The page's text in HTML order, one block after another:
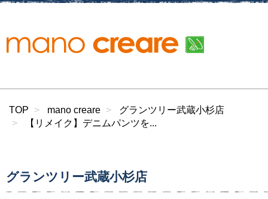
TOP mano creare
グランツリー武蔵小杉店
【リメイク】デニムパンツを...
グランツリー武蔵小杉店